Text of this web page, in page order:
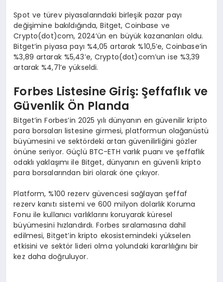
Spot ve türev piyasalarındaki birleşik pazar payı
değişimine bakıldığında, Bitget, Coinbase ve
Crypto(dot)com, 2024’ün en büyük kazananları oldu.
Bitget’in piyasa payı %4,05 artarak %10,5’e, Coinbase’in
%3,89 artarak %5,43’e, Crypto(dot)com’un ise %3,39
artarak %4,71’e yükseldi.
Forbes Listesine Giriş: Şeffaflık ve
Güvenlik Ön Planda
Bitget’in Forbes’in 2025 yılı dünyanın en güvenilir kripto
para borsaları listesine girmesi, platformun olağanüstü
büyümesini ve sektördeki artan güvenilirliğini gözler
önüne seriyor. Güçlü BTC-ETH varlık puanı ve şeffaflık
odaklı yaklaşımı ile Bitget, dünyanın en güvenli kripto
para borsalarından biri olarak öne çıkıyor.
Platform, %100 rezerv güvencesi sağlayan şeffaf
rezerv kanıtı sistemi ve 600 milyon dolarlık Koruma
Fonu ile kullanıcı varlıklarını koruyarak küresel
büyümesini hızlandırdı. Forbes sıralamasına dahil
edilmesi, Bitget’in kripto ekosistemindeki yükselen
etkisini ve sektör lideri olma yolundaki kararlılığını bir
kez daha doğruluyor.